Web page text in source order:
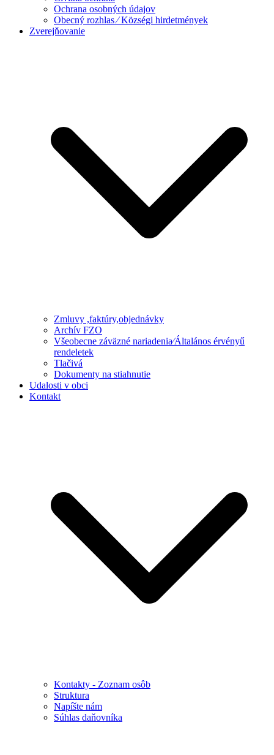
Ochrana osobných údajov
Obecný rozhlas ⁄ Községi hirdetmények
Zverejňovanie
Zmluvy ,faktúry,objednávky
Archív FZO
Všeobecne záväzné nariadenia⁄Általános érvényű
rendeletek
Tlačivá
Dokumenty na stiahnutie
Udalosti v obci
Kontakt
Kontakty - Zoznam osôb
Struktura
Napíšte nám
Súhlas daňovníka